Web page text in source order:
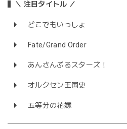
＼ 注目タイトル ／
どこでもいっしょ
Fate/Grand Order
あんさんぶるスターズ！
オルクセン王国史
五等分の花嫁